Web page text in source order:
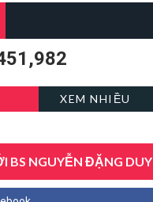
XEM NHIỀU
BS NGUYỄN ĐẶNG DUY